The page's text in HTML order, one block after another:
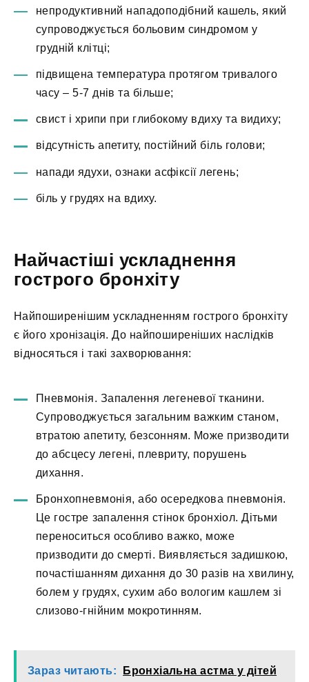
непродуктивний нападоподібний кашель, який
супроводжується больовим синдромом у
грудній клітці;
підвищена температура протягом тривалого
часу – 5-7 днів та більше;
свист і хрипи при глибокому вдиху та видиху;
відсутність апетиту, постійний біль голови;
напади ядухи, ознаки асфіксії легень;
біль у грудях на вдиху.
Найчастіші ускладнення
гострого бронхіту
Найпоширенішим ускладненням гострого бронхіту
є його хронізація. До найпоширеніших наслідків
відносяться і такі захворювання:
Пневмонія. Запалення легеневої тканини.
Супроводжується загальним важким станом,
втратою апетиту, безсонням. Може призводити
до абсцесу легені, плевриту, порушень
дихання.
Бронхопневмонія, або осередкова пневмонія.
Це гостре запалення стінок бронхіол. Дітьми
переноситься особливо важко, може
призводити до смерті. Виявляється задишкою,
почастішанням дихання до 30 разів на хвилину,
болем у грудях, сухим або вологим кашлем зі
слизово-гнійним мокротинням.
Зараз читають:
Бронхіальна астма у дітей